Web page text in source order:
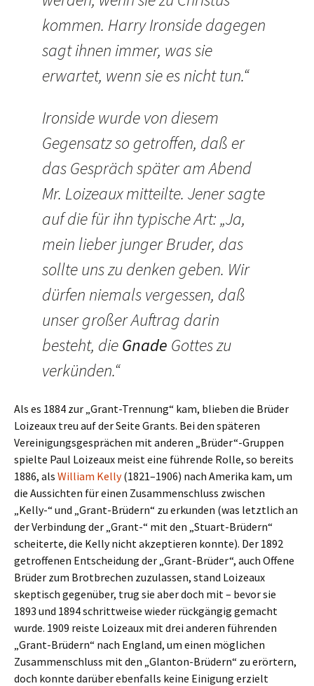
kommen. Harry Ironside dagegen
sagt ihnen immer, was sie
erwartet, wenn sie es nicht tun.“
Ironside wurde von diesem
Gegensatz so getroffen, daß er
das Gespräch später am Abend
Mr. Loizeaux mitteilte. Jener sagte
auf die für ihn typische Art: „Ja,
mein lieber junger Bruder, das
sollte uns zu denken geben. Wir
dürfen niemals vergessen, daß
unser großer Auftrag darin
besteht, dieGnade Gottes zu
verkünden.“
Als es 1884 zur „Grant-Trennung“ kam, blieben die Brüder
Loizeaux treu auf der Seite Grants. Bei den späteren
Vereinigungsgesprächen mit anderen „Brüder“-Gruppen
spielte Paul Loizeaux meist eine führende Rolle, so bereits
1886, als William Kelly(1821–1906) nach Amerika kam, um
die Aussichten für einen Zusammenschluss zwischen
„Kelly-“ und „Grant-Brüdern“ zu erkunden (was letztlich an
der Verbindung der „Grant-“ mit den „Stuart-Brüdern“
scheiterte, die Kelly nicht akzeptieren konnte). Der 1892
getroffenen Entscheidung der „Grant-Brüder“, auch Offene
Brüder zum Brotbrechen zuzulassen, stand Loizeaux
skeptisch gegenüber, trug sie aber doch mit – bevor sie
1893 und 1894 schrittweise wieder rückgängig gemacht
wurde. 1909 reiste Loizeaux mit drei anderen führenden
„Grant-Brüdern“ nach England, um einen möglichen
Zusammenschluss mit den „Glanton-Brüdern“ zu erörtern,
doch konnte darüber ebenfalls keine Einigung erzielt